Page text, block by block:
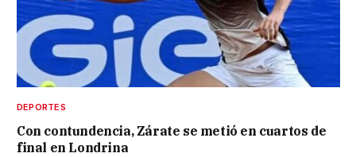
DEPORTES
Con contundencia, Zárate se metió en cuartos de
final en Londrina